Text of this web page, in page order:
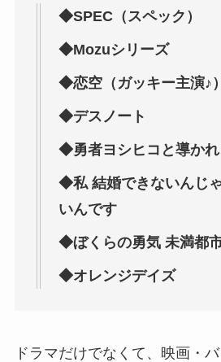
◆SPEC（スペック）
◆Mozuシリーズ
◆恋空（ガッキー主演♪）
◆デスノート
◆勇者ヨシヒコと導かれ
◆私 結婚できないんじ
いんです
◆ぼくらの勇気 未満都
◆オレンジデイズ
ドラマだけでなくて、映画・